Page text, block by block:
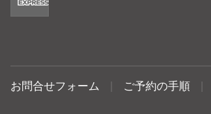
お問合せフォーム ご予約の手順